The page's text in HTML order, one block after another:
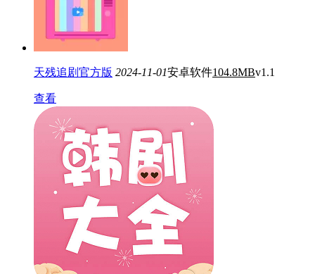
天残追剧官方版 2024-11-01安卓软件104.8MBv1.1
查看